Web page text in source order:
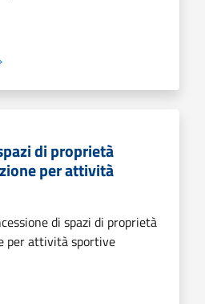
di proprietà
per attività
di spazi di proprietà
per attività sportive